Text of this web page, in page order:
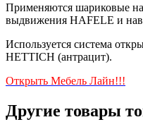
Применяются шариковые
выдвижения HAFELE и
Используется система
HETTICH (антрацит).
Открыть Мебель Лайн!!!
Другие товары